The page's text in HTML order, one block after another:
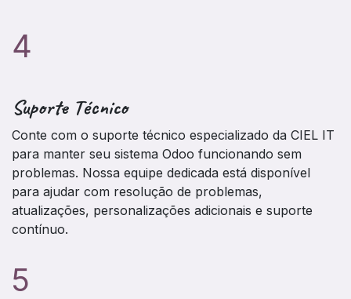
4
Suporte Técnico
Conte com o suporte técnico especializado da CIEL IT
para manter seu sistema Odoo funcionando sem
problemas. Nossa equipe dedicada está disponível
para ajudar com resolução de problemas,
atualizações, personalizações adicionais e suporte
contínuo.
5